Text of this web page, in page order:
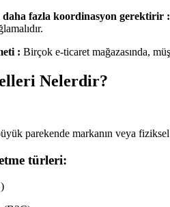
fazla koordinasyon gerektirir :
: Birçok e-ticaret mağazasında,
Nelerdir?
parekende markanın veya
türleri: